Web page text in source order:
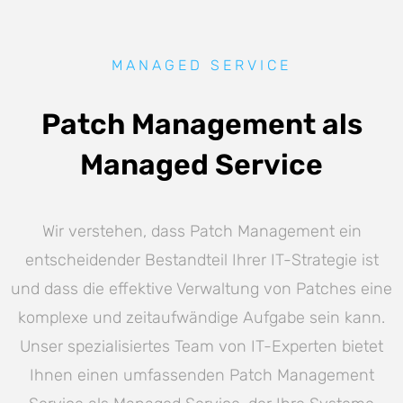
MANAGED SERVICE
Patch Management als
Managed Service
Wir verstehen, dass Patch Management ein
entscheidender Bestandteil Ihrer IT-Strategie ist
und dass die effektive Verwaltung von Patches eine
komplexe und zeitaufwändige Aufgabe sein kann.
Unser spezialisiertes Team von IT-Experten bietet
Ihnen einen umfassenden Patch Management